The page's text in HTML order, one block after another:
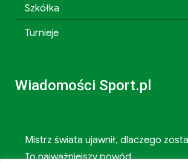
Szkółka
Turnieje
Wiadomości Sport.pl
Mistrz świata ujawnił, dlaczego
To najważniejszy powód